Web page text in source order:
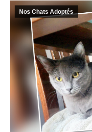
Nos Chats Adoptés